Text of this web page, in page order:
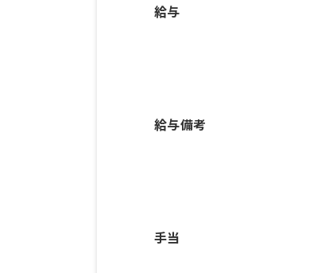
給与
給与備考
手当